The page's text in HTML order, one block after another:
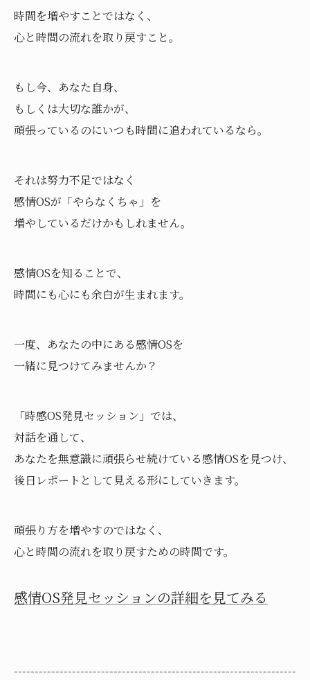
時間を増やすことではなく、
心と時間の流れを取り戻すこと。
もし今、あなた自身、
もしくは大切な誰かが、
頑張っているのにいつも時間に追われているなら。
それは努力不足ではなく
感情OSが「やらなくちゃ」を
増やしているだけかもしれません。
感情OSを知ることで、
時間にも心にも余白が生まれます。
一度、あなたの中にある感情OSを
一緒に見つけてみませんか？
「時感OS発見セッション」では、
対話を通して、
あなたを無意識に頑張らせ続けている感情OSを見つけ、
後日レポートとして見える形にしていきます。
頑張り方を増やすのではなく、
心と時間の流れを取り戻すための時間です。
感情OS発見セッションの詳細を見てみる
--------------------------------------------------------------------